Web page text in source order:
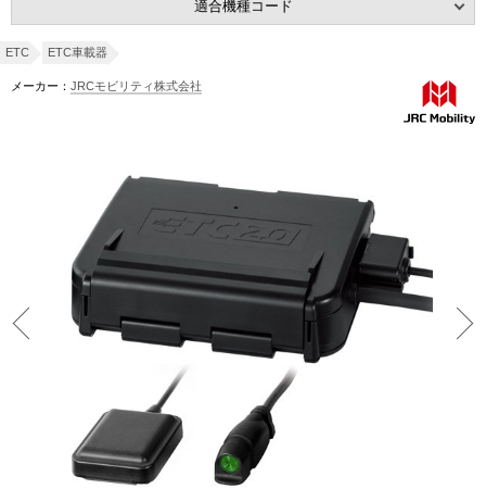
適合機種コード
ETC ETC車載器
メーカー： JRCモビリティ株式会社